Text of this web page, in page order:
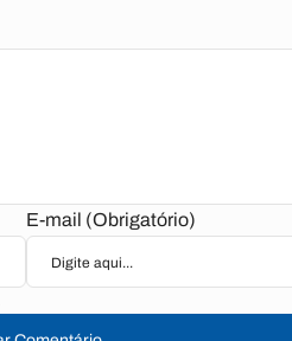
E-mail (Obrigatório)